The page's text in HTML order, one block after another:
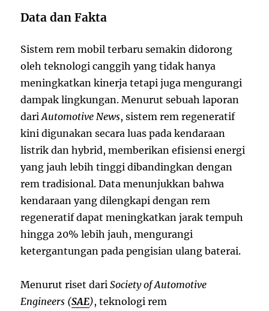
Data dan Fakta
Sistem rem mobil terbaru semakin didorong
oleh teknologi canggih yang tidak hanya
meningkatkan kinerja tetapi juga mengurangi
dampak lingkungan. Menurut sebuah laporan
dariAutomotive News, sistem rem regeneratif
kini digunakan secara luas pada kendaraan
listrik dan hybrid, memberikan efisiensi energi
yang jauh lebih tinggi dibandingkan dengan
rem tradisional. Data menunjukkan bahwa
kendaraan yang dilengkapi dengan rem
regeneratif dapat meningkatkan jarak tempuh
hingga 20% lebih jauh, mengurangi
ketergantungan pada pengisian ulang baterai.
Menurut riset dariSociety of Automotive
Engineers (SAE), teknologi rem